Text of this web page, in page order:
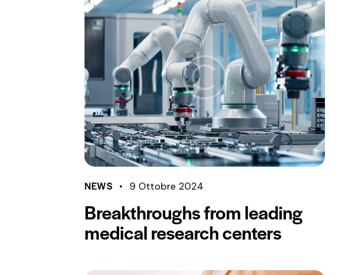
NEWS 9 Ottobre 2024
Breakthroughs from leading
medical research centers